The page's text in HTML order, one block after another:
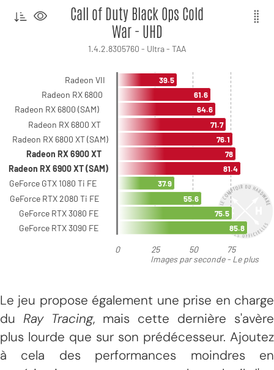
Le jeu propose également une prise en charge
du Ray Tracing, mais cette dernière s'avère
plus lourde que sur son prédécesseur. Ajoutez
à cela des performances moindres en